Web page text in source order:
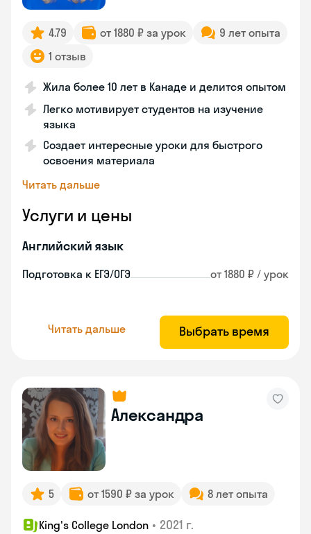
4.79 от 1880 ₽ за урок
9 лет опыта
1 отзыв
Жила более 10 лет в Канаде и делится опытом
Легко мотивирует студентов на изучение
языка
Создает интересные уроки для быстрого
освоения материала
Читать дальше
Услуги и цены
Английский язык
Подготовка к ЕГЭ/ОГЭ от 1880 ₽ / урок
Читать дальше Выбрать время
Александра
5 от 1590 ₽ за урок 8 лет опыта
King's College London • 2021 г.